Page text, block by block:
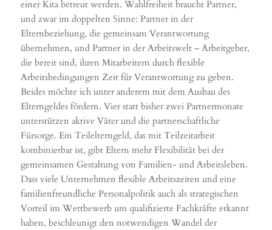
einer Kita betreut werden. Wahlfreiheit braucht Partner,
und zwar im doppelten Sinne: Partner in der
Elternbeziehung, die gemeinsam Verantwortung
übernehmen, und Partner in der Arbeitswelt – Arbeitgeber,
die bereit sind, ihren Mitarbeitern durch flexible
Arbeitsbedingungen Zeit für Verantwortung zu geben.
Beides möchte ich unter anderem mit dem Ausbau des
Elterngeldes fördern. Vier statt bisher zwei Partnermonate
unterstützen aktive Väter und die partnerschaftliche
Fürsorge. Ein Teilelterngeld, das mit Teilzeitarbeit
kombinierbar ist, gibt Eltern mehr Flexibilität bei der
gemeinsamen Gestaltung von Familien- und Arbeitsleben.
Dass viele Unternehmen flexible Arbeitszeiten und eine
familienfreundliche Personalpolitik auch als strategischen
Vorteil im Wettbewerb um qualifizierte Fachkräfte erkannt
haben, beschleunigt den notwendigen Wandel der